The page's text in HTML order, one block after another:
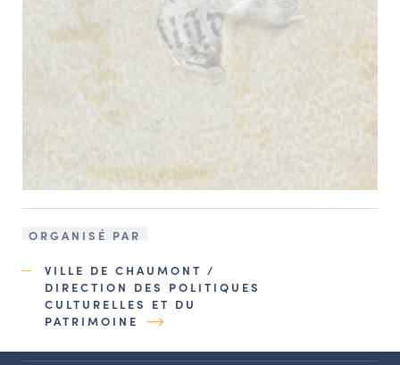
ORGANISÉ PAR
VILLE DE CHAUMONT /
DIRECTION DES POLITIQUES
CULTURELLES ET DU
PATRIMOINE